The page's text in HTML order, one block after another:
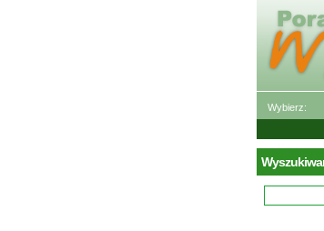
Wybierz: